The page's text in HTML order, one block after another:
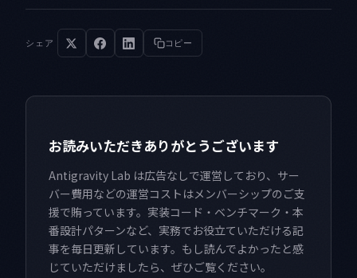
シェア コピー
お読みいただきありがとうございます
Antigravity Lab は広告なしで運営しており、サー
バー費用などの運営コストはメンバーシップのご支
援で賄っています。実装コード・ベンチマーク・本
番設計パターンなど、実務でお役立ていただける記
事を毎日更新しています。もし読んでよかったと感
じていただけましたら、ぜひご覧ください。